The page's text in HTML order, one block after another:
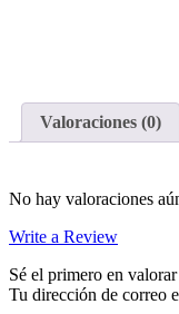
Valoraciones (0)
No hay valoraciones
Write a Review
Sé el primero en
Tu dirección de correo